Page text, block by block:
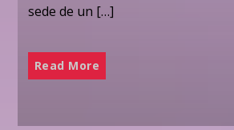
sede de un […]
Read More